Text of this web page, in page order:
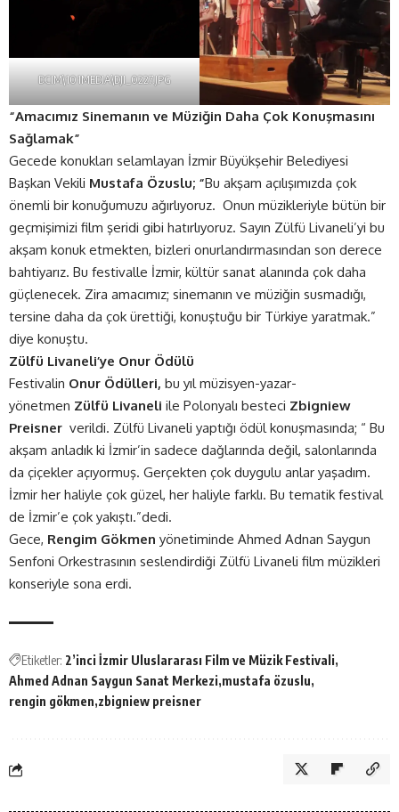
DCIM\101MEDIA\DJI_0227.JPG
“Amacımız Sinemanın ve Müziğin Daha Çok Konuşmasını
Sağlamak”
Gecede konukları selamlayan İzmir Büyükşehir Belediyesi
Başkan Vekili Mustafa Özuslu; “Bu akşam açılışımızda çok
önemli bir konuğumuzu ağırlıyoruz. Onun müzikleriyle bütün bir
geçmişimizi film şeridi gibi hatırlıyoruz. Sayın Zülfü Livaneli’yi bu
akşam konuk etmekten, bizleri onurlandırmasından son derece
bahtiyarız. Bu festivalle İzmir, kültür sanat alanında çok daha
güçlenecek. Zira amacımız; sinemanın ve müziğin susmadığı,
tersine daha da çok ürettiği, konuştuğu bir Türkiye yaratmak.”
diye konuştu.
Zülfü Livaneli’ye Onur Ödülü
Festivalin Onur Ödülleri, bu yıl müzisyen-yazar-
yönetmen Zülfü Livaneli ile Polonyalı besteci Zbigniew
Preisner verildi. Zülfü Livaneli yaptığı ödül konuşmasında; “ Bu
akşam anladık ki İzmir’in sadece dağlarında değil, salonlarında
da çiçekler açıyormuş. Gerçekten çok duygulu anlar yaşadım.
İzmir her haliyle çok güzel, her haliyle farklı. Bu tematik festival
de İzmir’e çok yakıştı.”dedi.
Gece, Rengim Gökmen yönetiminde Ahmed Adnan Saygun
Senfoni Orkestrasının seslendirdiği Zülfü Livaneli film müzikleri
konseriyle sona erdi.
Etiketler: 2’inci İzmir Uluslararası Film ve Müzik Festivali
Ahmed Adnan Saygun Sanat Merkezi mustafa özuslu
rengin gökmen zbigniew preisner